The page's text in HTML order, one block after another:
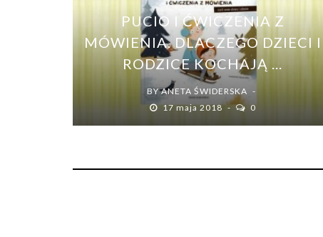
PUCIO I ĆWICZENIA Z
MÓWIENIA. DLACZEGO DZIECI I
RODZICE KOCHAJĄ ...
BYANETA ŚWIDERSKA
17 maja 2018
0